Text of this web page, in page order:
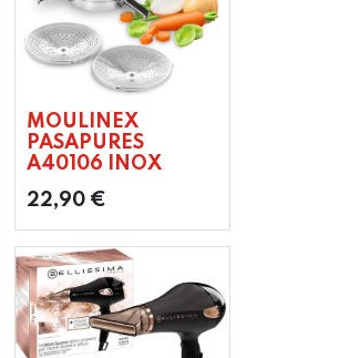
MOULINEX
PASAPURES
A40106 INOX
22,90 €